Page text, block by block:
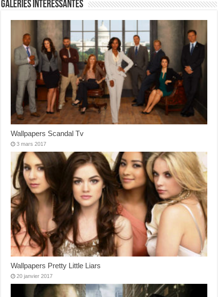
Galeries intéressantes
Wallpapers Scandal Tv
3 mars 2017
Wallpapers Pretty Little Liars
20 janvier 2017